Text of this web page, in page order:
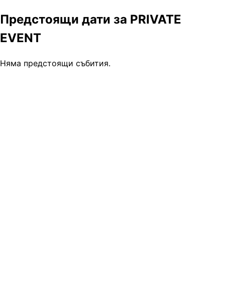
Предстоящи дати за PRIVATE
EVENT
Няма предстоящи събития.